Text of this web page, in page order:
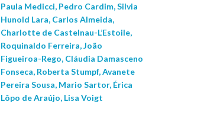
Paula Medicci, Pedro Cardim, Silvia
Hunold Lara, Carlos Almeida,
Charlotte de Castelnau-L’Estoile,
Roquinaldo Ferreira, João
Figueiroa-Rego, Cláudia Damasceno
Fonseca, Roberta Stumpf, Avanete
Pereira Sousa, Mario Sartor, Érica
Lôpo de Araújo, Lisa Voigt